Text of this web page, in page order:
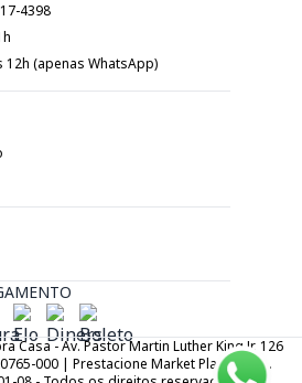
4398
12h (apenas WhatsApp)
Casa - Av. Pastor Martin Luther King Jr. 126
000 | Prestacione Market Place LTDA.